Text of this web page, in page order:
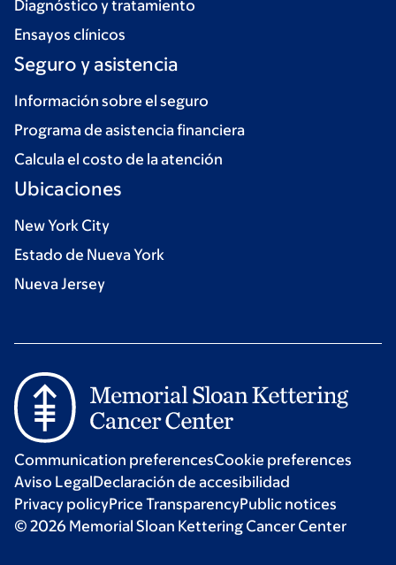
Diagnóstico y tratamiento
Ensayos clínicos
Seguro y asistencia
Información sobre el seguro
Programa de asistencia financiera
Calcula el costo de la atención
Ubicaciones
New York City
Estado de Nueva York
Nueva Jersey
Communication preferencesCookie preferences
Aviso LegalDeclaración de accesibilidad
Privacy policyPrice TransparencyPublic notices
© 2026 Memorial Sloan Kettering Cancer Center